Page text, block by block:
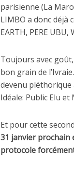
parisienne (La
LIMBO a donc déjà
EARTH, PERE UBU,
Toujours avec
bon grain de
devenu pléthorique
Idéale: Public Elu
Et pour cette
31 janvier prochain
protocole